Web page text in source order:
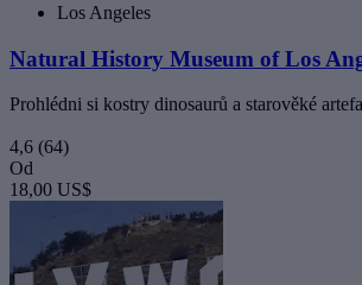
Los Angeles
Natural History Museum of Los
Prohlédni si kostry dinosaurů a starověké
4,6 (64)
Od
18,00 US$